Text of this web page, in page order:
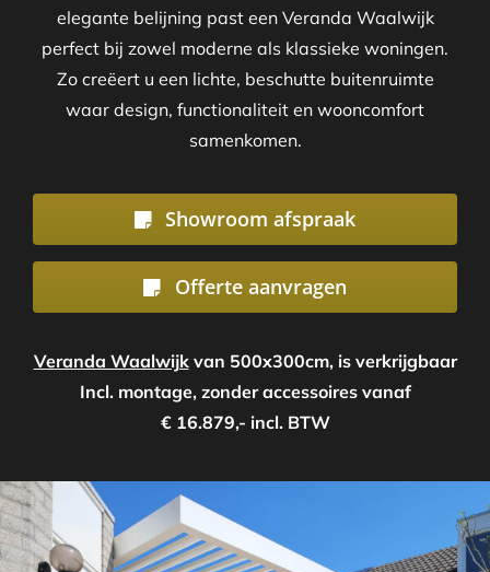
elegante belijning past een Veranda Waalwijk
perfect bij zowel moderne als klassieke woningen.
Zo creëert u een lichte, beschutte buitenruimte
waar design, functionaliteit en wooncomfort
samenkomen.
Showroom afspraak
Offerte aanvragen
Veranda Waalwijkvan 500x300cm, is verkrijgbaar
Incl. montage, zonder accessoires vanaf
€ 16.879,- incl. BTW